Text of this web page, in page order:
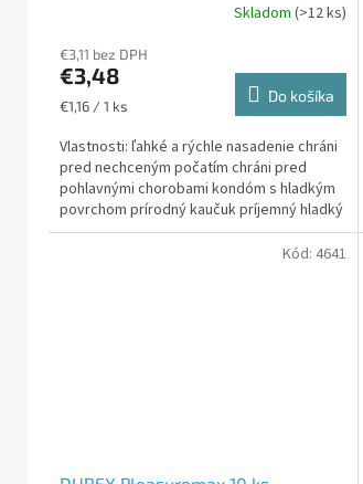
Skladom (>12 ks)
€3,11 bez DPH
€3,48
Jednotková
€1,16 / 1 ks
Do košíka
Vlastnosti: ľahké a rýchle nasadenie chráni
pred nechceným počatím chráni pred
pohlavnými chorobami kondóm s hladkým
povrchom prírodný kaučuk príjemný hladký
povrch lubrikovaný...
Kód: 4641